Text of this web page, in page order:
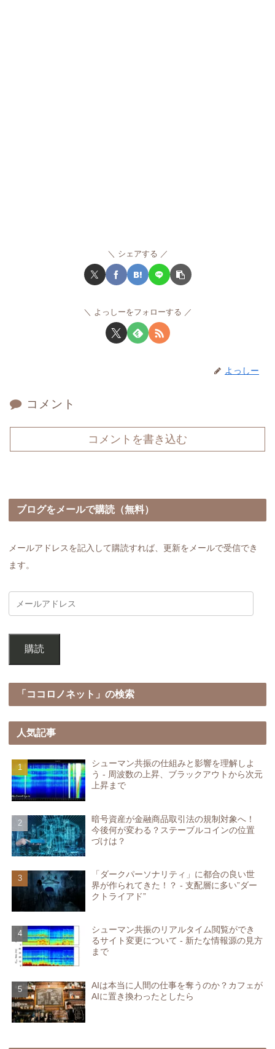
シェアする
よっしーをフォローする
よっしー
コメント
コメントを書き込む
ブログをメールで購読（無料）
メールアドレスを記入して購読すれば、更新をメールで受信でき
ます。
購読
「ココロノネット」の検索
人気記事
シューマン共振の仕組みと影響を理解しよ
う - 周波数の上昇、ブラックアウトから次元
上昇まで
暗号資産が金融商品取引法の規制対象へ！
今後何が変わる？ステーブルコインの位置
づけは？
「ダークパーソナリティ」に都合の良い世
界が作られてきた！？ - 支配層に多い”ダー
クトライアド”
シューマン共振のリアルタイム閲覧ができ
るサイト変更について - 新たな情報源の見方
まで
AIは本当に人間の仕事を奪うのか？カフェが
AIに置き換わったとしたら